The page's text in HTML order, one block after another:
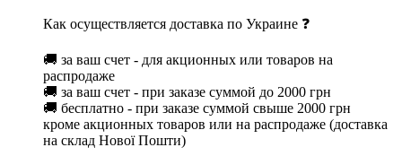
Как осуществляется доставка по Украине ❓
🚚 за ваш счет - для акционных или товаров на
распродаже
🚚 за ваш счет - при заказе суммой до 2000 грн
🚚 бесплатно - при заказе суммой свыше 2000 грн
кроме акционных товаров или на распродаже (доставка
на склад Нової Пошти)